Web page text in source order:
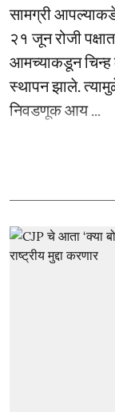
सामग्री
२१ जून रोजी
आमच्याकडून चिन्ह
स्थापन झाले.
निवडणूक आय ...